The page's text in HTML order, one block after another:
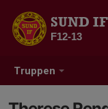
Truppen
SUND IF
F12-13